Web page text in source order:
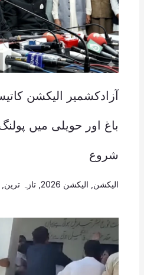
آزادکشمیر الیکشن
باغ اور حویلی میں
شروع
الیکشن الیکشن 2026 , تازہ ترین